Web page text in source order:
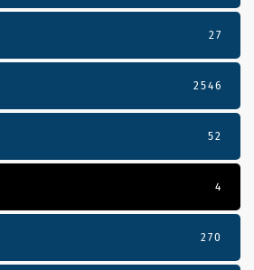
27
2546
52
4
270